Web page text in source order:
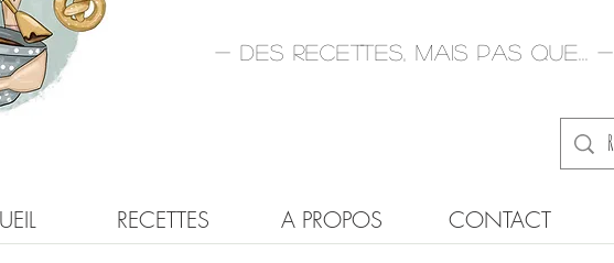
- Des recettes, mais pas que... -
RECETTES A PROPOS CONTACT